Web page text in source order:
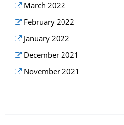
March 2022
February 2022
January 2022
December 2021
November 2021